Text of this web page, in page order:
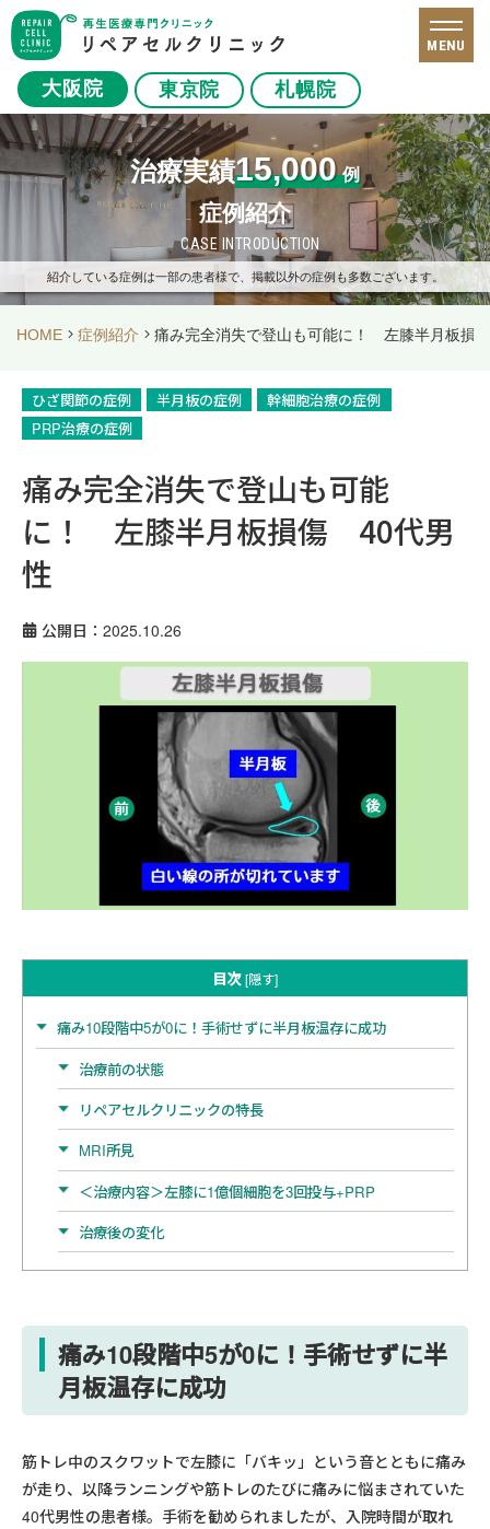
大阪院 東京院 札幌院
MENU
治療実績15,000 例
症例紹介
CASE INTRODUCTION
紹介している症例は一部の患者様で、掲載以外の症例も多数ございます。
HOME 症例紹介 痛み完全消失で登山も可能に！ 左膝半月板損
ひざ関節の症例 半月板の症例
幹細胞治療の症例
PRP治療の症例
痛み完全消失で登山も可能
に！ 左膝半月板損傷 40代男
性
公開日：2025.10.26
目次 [隠す]
痛み10段階中5が0に！手術せずに半月板温存に成功
治療前の状態
リペアセルクリニックの特長
MRI所見
＜治療内容＞左膝に1億個細胞を3回投与+PRP
治療後の変化
痛み10段階中5が0に！手術せずに半
月板温存に成功
筋トレ中のスクワットで左膝に「バキッ」という音とともに痛み
が走り、以降ランニングや筋トレのたびに痛みに悩まされていた
40代男性の患者様。手術を勧められましたが、入院時間が取れ